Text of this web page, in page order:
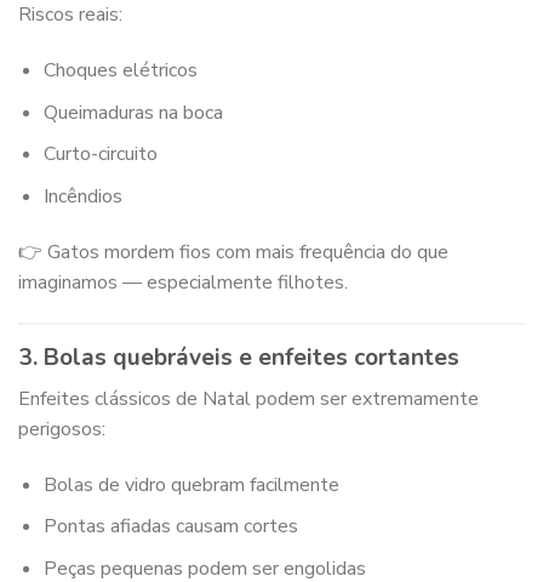
Riscos reais:
Choques elétricos
Queimaduras na boca
Curto-circuito
Incêndios
👉 Gatos mordem fios com mais frequência do que
imaginamos — especialmente filhotes.
3. Bolas quebráveis e enfeites cortantes
Enfeites clássicos de Natal podem ser extremamente
perigosos:
Bolas de vidro quebram facilmente
Pontas afiadas causam cortes
Peças pequenas podem ser engolidas